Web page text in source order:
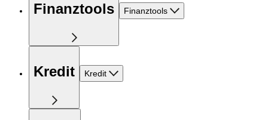
Finanztools Finanztools
Kredit Kredit